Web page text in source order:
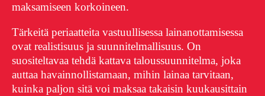
maksamiseen korkoineen.
Tärkeitä periaatteita vastuullisessa lainanottamisessa
ovat realistisuus ja suunnitelmallisuus. On
suositeltavaa tehdä kattava taloussuunnitelma, joka
auttaa havainnollistamaan, mihin lainaa tarvitaan,
kuinka paljon sitä voi maksaa takaisin kuukausittain